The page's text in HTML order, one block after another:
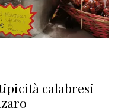
calabresi